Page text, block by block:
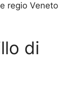
regio Veneto
di